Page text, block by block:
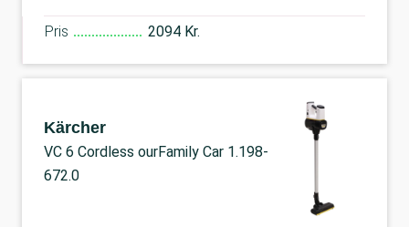
Pris 2094 Kr.
Kärcher
VC 6 Cordless ourFamily Car 1.198-
672.0